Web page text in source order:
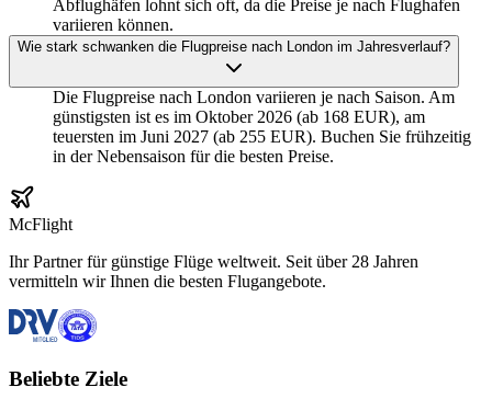
Abflughäfen lohnt sich oft, da die Preise je nach Flughafen
variieren können.
Wie stark schwanken die Flugpreise nach London im Jahresverlauf?
Die Flugpreise nach London variieren je nach Saison. Am
günstigsten ist es im Oktober 2026 (ab 168 EUR), am
teuersten im Juni 2027 (ab 255 EUR). Buchen Sie frühzeitig
in der Nebensaison für die besten Preise.
McFlight
Ihr Partner für günstige Flüge weltweit. Seit über 28 Jahren
vermitteln wir Ihnen die besten Flugangebote.
Beliebte Ziele